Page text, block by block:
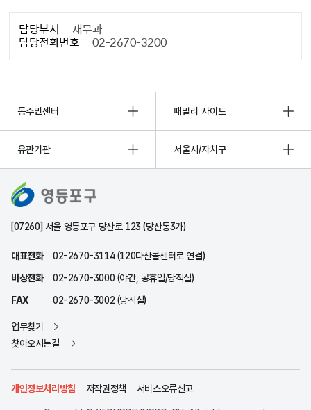
담당부서 재무과
담당전화번호 02-2670-3200
동주민센터 패밀리 사이트
유관기관 서울시/자치구
[07260] 서울 영등포구 당산로 123 (당산동3가)
대표전화
02-2670-3114 (120다산콜센터로 연결)
비상전화
02-2670-3000 (야간, 공휴일/당직실)
FAX
02-2670-3002 (당직실)
업무찾기
찾아오시는길
개인정보처리방침 저작권정책 서비스오류신고